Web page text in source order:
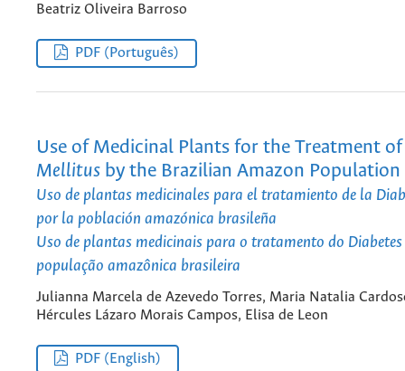
Beatriz Oliveira Barroso
PDF (Português)
Use of Medicinal Plants for the Treatment
Mellitus by the Brazilian Amazon Population
Uso de plantas medicinales para el tratamiento de la
por la población amazónica brasileña
Uso de plantas medicinais para o tratamento do
população amazônica brasileira
Julianna Marcela de Azevedo Torres, Maria Natalia
Hércules Lázaro Morais Campos, Elisa de Leon
PDF (English)